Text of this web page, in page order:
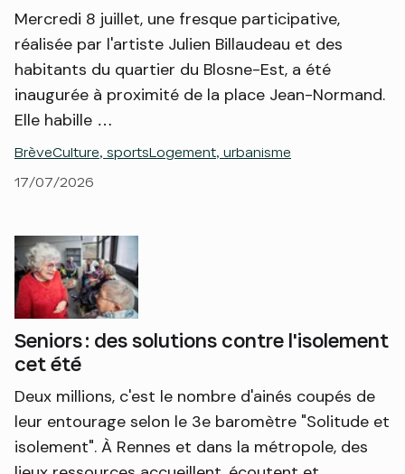
Mercredi 8 juillet, une fresque participative,
réalisée par l'artiste Julien Billaudeau et des
habitants du quartier du Blosne-Est, a été
inaugurée à proximité de la place Jean-Normand.
Elle habille …
BrèveCulture, sportsLogement, urbanisme
17/07/2026
Seniors : des solutions contre l'isolement
cet été
Deux millions, c'est le nombre d'ainés coupés de
leur entourage selon le 3e baromètre "Solitude et
isolement". À Rennes et dans la métropole, des